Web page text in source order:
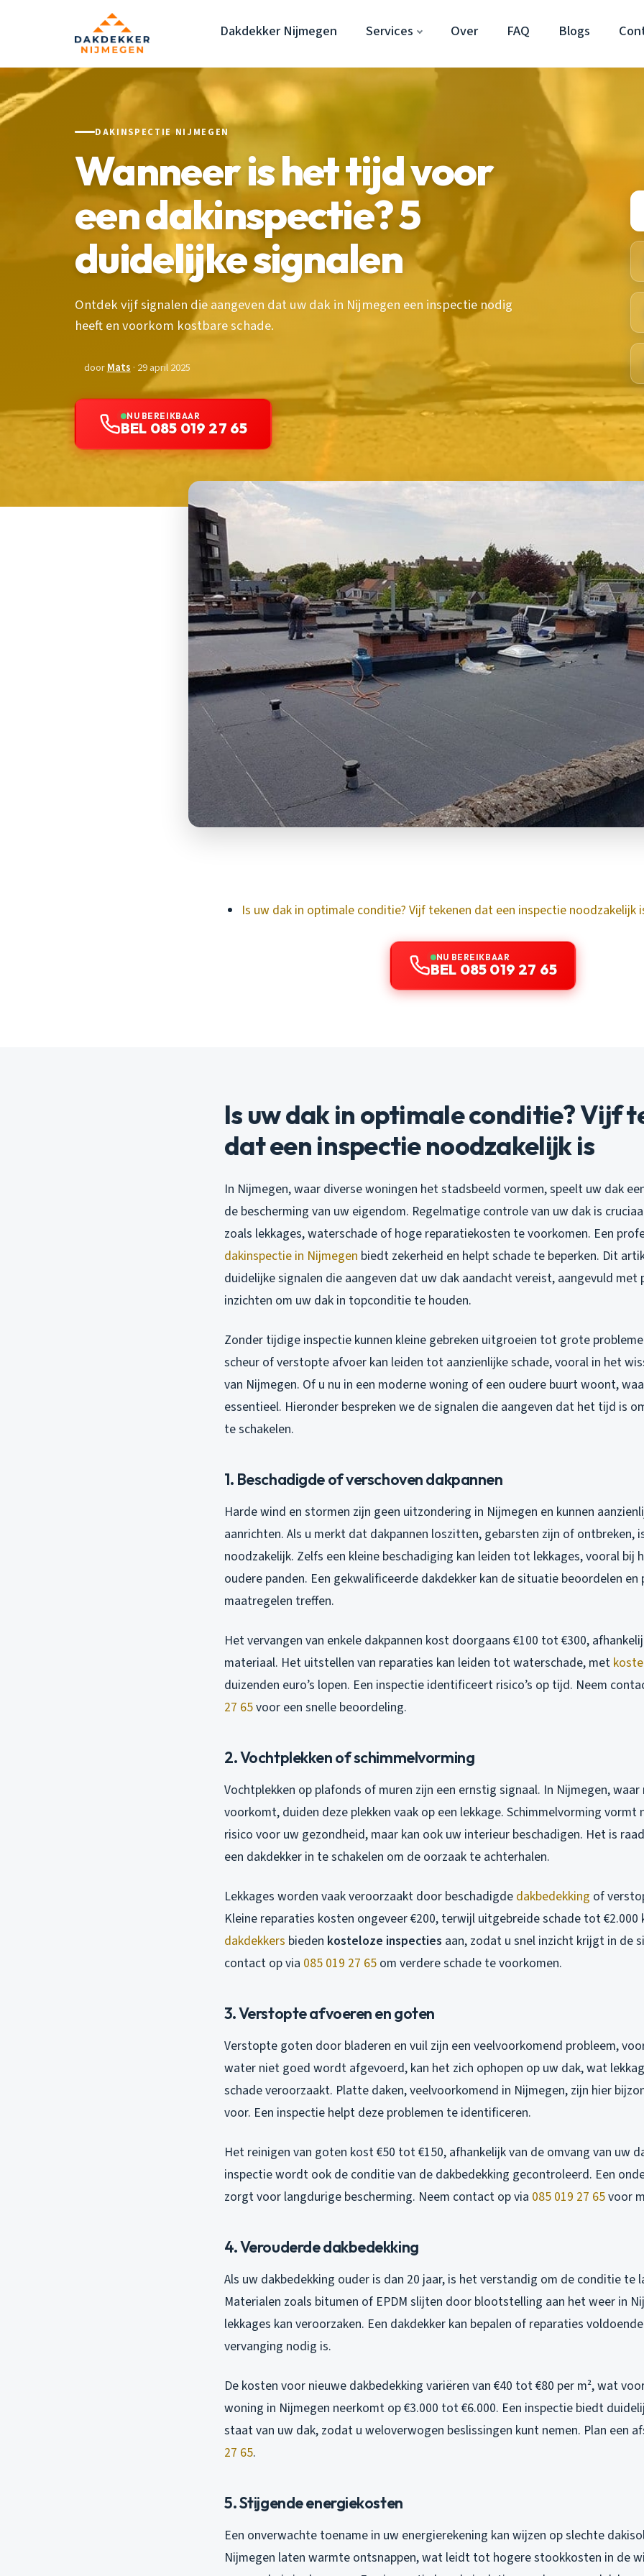
Dakdekker Nijmegen Services Over FAQ Blogs
DAKINSPECTIE NIJMEGEN
Wanneer is het tijd voor
een dakinspectie? 5
duidelijke signalen
Ontdek vijf signalen die aangeven dat uw dak in Nijmegen een inspectie nodig
heeft en voorkom kostbare schade.
doorMats · 29 april 2025
NU BEREIKBAAR
BEL 085 019 27 65
Is uw dak in optimale conditie? Vijf tekenen dat een inspectie noodzakelijk
NU BEREIKBAAR
BEL 085 019 27 65
Is uw dak in optimale conditie? Vijf
dat een inspectie noodzakelijk is
In Nijmegen, waar diverse woningen het stadsbeeld vormen, speelt uw dak
de bescherming van uw eigendom. Regelmatige controle van uw dak is
zoals lekkages, waterschade of hoge reparatiekosten te voorkomen. Een
dakinspectie in Nijmegen biedt zekerheid en helpt schade te beperken. Dit
duidelijke signalen die aangeven dat uw dak aandacht vereist, aangevuld met
inzichten om uw dak in topconditie te houden.
Zonder tijdige inspectie kunnen kleine gebreken uitgroeien tot grote
scheur of verstopte afvoer kan leiden tot aanzienlijke schade, vooral in het
van Nijmegen. Of u nu in een moderne woning of een oudere buurt woont,
essentieel. Hieronder bespreken we de signalen die aangeven dat het tijd is
te schakelen.
1. Beschadigde of verschoven dakpannen
Harde wind en stormen zijn geen uitzondering in Nijmegen en kunnen
aanrichten. Als u merkt dat dakpannen loszitten, gebarsten zijn of ontbreken,
noodzakelijk. Zelfs een kleine beschadiging kan leiden tot lekkages, vooral bij
oudere panden. Een gekwalificeerde dakdekker kan de situatie beoordelen en
maatregelen treffen.
Het vervangen van enkele dakpannen kost doorgaans €100 tot €300,
materiaal. Het uitstellen van reparaties kan leiden tot waterschade, met
duizenden euro’s lopen. Een inspectie identificeert risico’s op tijd. Neem
27 65voor een snelle beoordeling.
2. Vochtplekken of schimmelvorming
Vochtplekken op plafonds of muren zijn een ernstig signaal. In Nijmegen,
voorkomt, duiden deze plekken vaak op een lekkage. Schimmelvorming vormt
risico voor uw gezondheid, maar kan ook uw interieur beschadigen. Het is
een dakdekker in te schakelen om de oorzaak te achterhalen.
Lekkages worden vaak veroorzaakt door beschadigde dakbedekking of
Kleine reparaties kosten ongeveer €200, terwijl uitgebreide schade tot €2.000
dakdekkers bieden kosteloze inspecties aan, zodat u snel inzicht krijgt in de
contact op via 085 019 27 65 om verdere schade te voorkomen.
3. Verstopte afvoeren en goten
Verstopte goten door bladeren en vuil zijn een veelvoorkomend probleem,
water niet goed wordt afgevoerd, kan het zich ophopen op uw dak, wat
schade veroorzaakt. Platte daken, veelvoorkomend in Nijmegen, zijn hier
voor. Een inspectie helpt deze problemen te identificeren.
Het reinigen van goten kost €50 tot €150, afhankelijk van de omvang van uw
inspectie wordt ook de conditie van de dakbedekking gecontroleerd. Een
zorgt voor langdurige bescherming. Neem contact op via 085 019 27 65voor
4. Verouderde dakbedekking
Als uw dakbedekking ouder is dan 20 jaar, is het verstandig om de conditie te
Materialen zoals bitumen of EPDM slijten door blootstelling aan het weer in
lekkages kan veroorzaken. Een dakdekker kan bepalen of reparaties
vervanging nodig is.
De kosten voor nieuwe dakbedekking variëren van €40 tot €80 per m², wat
woning in Nijmegen neerkomt op €3.000 tot €6.000. Een inspectie biedt
staat van uw dak, zodat u weloverwogen beslissingen kunt nemen. Plan een
27 65.
5. Stijgende energiekosten
Een onverwachte toename in uw energierekening kan wijzen op slechte
Nijmegen laten warmte ontsnappen, wat leidt tot hogere stookkosten in de